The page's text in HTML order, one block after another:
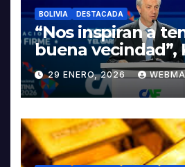
BOLIVIA DESTACADA
“Nos inspiran a
buena vecindad”,
discurso del
Rodrigo Paz
29 ENERO, 2026